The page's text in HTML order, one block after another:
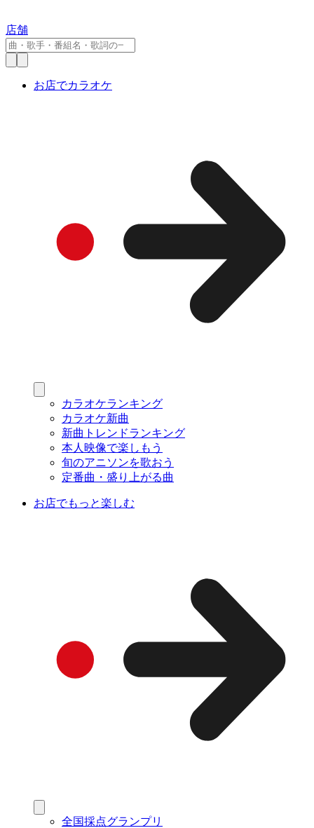
店舗
お店でカラオケ
カラオケランキング
カラオケ新曲
新曲トレンドランキング
本人映像で楽しもう
旬のアニソンを歌おう
定番曲・盛り上がる曲
お店でもっと楽しむ
全国採点グランプリ